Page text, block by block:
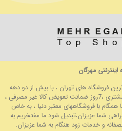
اینترنتی مهرگان
فروشگاه های تهران ، با بیش از دو دهه
تجربه ، با پایبندی به اصول رضایت مشتری ،7روز ضمانت تعویض کالا غیر مصرفی ،
با فروشگاههای معتبر دنیا ، به خاص
شما عزیزان،تبدیل شود.ما مفتخریم به
و خدمات زود هنگام به شما عزیزان.